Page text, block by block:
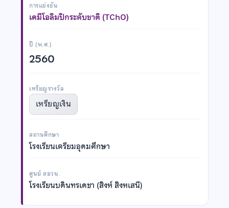
การแข่งขัน
เคมีโอลิมปิกระดับชาติ (TChO)
ปี (พ.ศ.)
2560
เหรียญรางวัล
เหรียญเงิน
สถานศึกษา
โรงเรียนเตรียมอุดมศึกษา
ศูนย์ สอวน.
โรงเรียนบดินทรเดชา (สิงห์ สิงหเสนี)